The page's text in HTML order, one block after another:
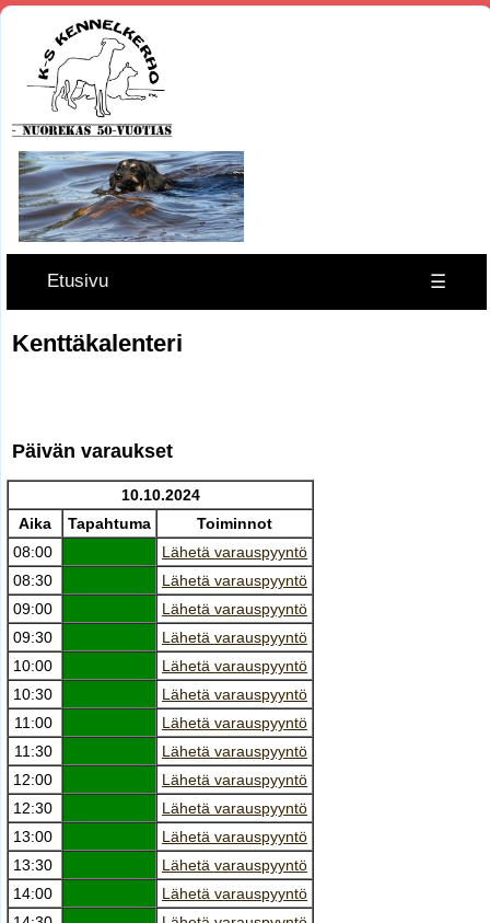
Etusivu ☰
Kenttäkalenteri
Päivän varaukset
10.10.2024
Aika
Tapahtuma
Toiminnot
08:00
Lähetä varauspyyntö
08:30
Lähetä varauspyyntö
09:00
Lähetä varauspyyntö
09:30
Lähetä varauspyyntö
10:00
Lähetä varauspyyntö
10:30
Lähetä varauspyyntö
11:00
Lähetä varauspyyntö
11:30
Lähetä varauspyyntö
12:00
Lähetä varauspyyntö
12:30
Lähetä varauspyyntö
13:00
Lähetä varauspyyntö
13:30
Lähetä varauspyyntö
14:00
Lähetä varauspyyntö